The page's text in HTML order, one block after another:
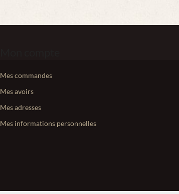
Mes commandes
Mes avoirs
Mes adresses
Mes informations personnelles